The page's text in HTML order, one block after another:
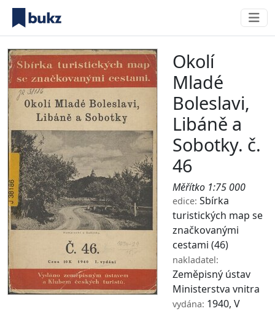
Okolí
Mladé
Boleslavi,
Libáně a
Sobotky. č.
46
Měřítko 1:75 000
edice: Sbírka
turistických map se
značkovanými
cestami (46)
nakladatel:
Zeměpisný ústav
Ministerstva vnitra
vydána: 1940, V